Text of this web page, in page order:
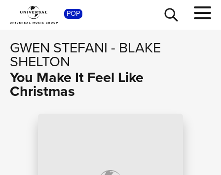
POP
GWEN STEFANI - BLAKE
SHELTON
You Make It Feel Like
Christmas
SHOP